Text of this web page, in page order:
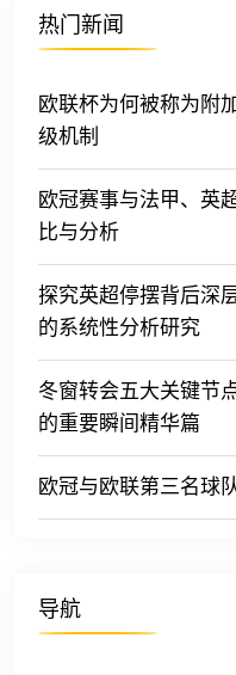
热门新闻
欧联杯为何被称为附
级机制
欧冠赛事与法甲、英
比与分析
探究英超停摆背后深
的系统性分析研究
冬窗转会五大关键节
的重要瞬间精华篇
欧冠与欧联第三名球
导航